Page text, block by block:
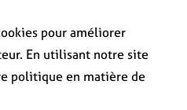
pour améliorer
En utilisant notre site
politique en matière de